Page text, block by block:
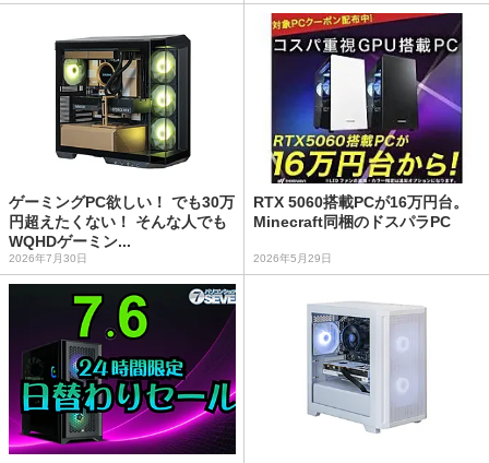
ゲーミングPC欲しい！ でも30万
円超えたくない！ そんな人でも
WQHDゲーミン...
2026年7月30日
RTX 5060搭載PCが16万円台。
Minecraft同梱のドスパラPC
2026年5月29日